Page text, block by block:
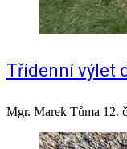
Třídenní výlet
Mgr. Marek Tůma 12.